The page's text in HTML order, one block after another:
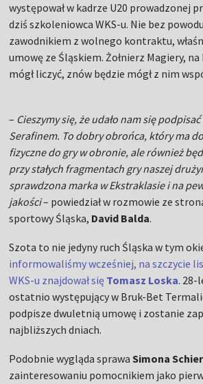
występował w kadrze U20 prowadzonej
dziś szkoleniowca WKS-u. Nie bez
zawodnikiem z wolnego kontraktu,
umowę ze Śląskiem. Żołnierz Magiery,
mógł liczyć, znów będzie mógł z nim
– Cieszymy się, że udało nam się
Serafinem. To dobry obrońca, który ma
fizyczne do gry w obronie, ale również
przy stałych fragmentach gry naszej
sprawdzona marka w Ekstraklasie i na
jakości– powiedział w rozmowie ze
sportowy Śląska, David Balda.
Szota to nie jedyny ruch Śląska w tym
informowaliśmy wcześniej, na szczycie
WKS-u znajdował się Tomasz Loska. 28-
ostatnio występujący w Bruk-Bet
podpisze dwuletnią umowę i zostanie
najbliższych dniach.
Podobnie wygląda sprawaSimona
zainteresowaniu pomocnikiem jako